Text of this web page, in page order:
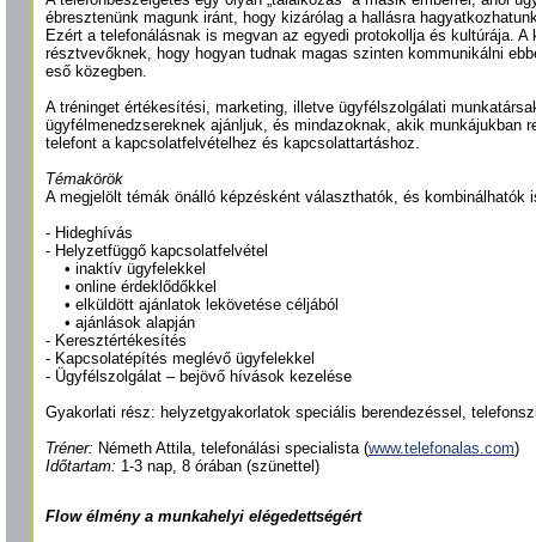
ébresztenünk magunk iránt, hogy kizárólag a hallásra
Ezért a telefonálásnak is megvan az egyedi protokollja és kultúrája. A
résztvevőknek, hogy hogyan tudnak magas szinten kommunikálni
eső közegben.
A tréninget értékesítési, marketing, illetve ügyfélszolgálati
ügyfélmenedzsereknek ajánljuk, és mindazoknak, akik munkájukban
telefont a kapcsolatfelvételhez és kapcsolattartáshoz.
Témakörök
A megjelölt témák önálló képzésként választhatók, és kombinálhatók
- Hideghívás
- Helyzetfüggő kapcsolatfelvétel
• inaktív ügyfelekkel
• online érdeklődőkkel
• elküldött ajánlatok lekövetése céljából
• ajánlások alapján
- Keresztértékesítés
- Kapcsolatépítés meglévő ügyfelekkel
- Ügyfélszolgálat – bejövő hívások kezelése
Gyakorlati rész: helyzetgyakorlatok speciális berendezéssel,
Tréner: Németh Attila, telefonálási specialista (www.telefonalas.com)
Időtartam: 1-3 nap, 8 órában (szünettel)
Flow élmény a munkahelyi elégedettségért